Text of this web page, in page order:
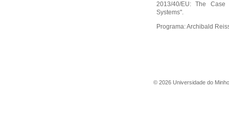
2013/40/EU: The
Systems".
Programa:Archibald
© 2026 Universidade do